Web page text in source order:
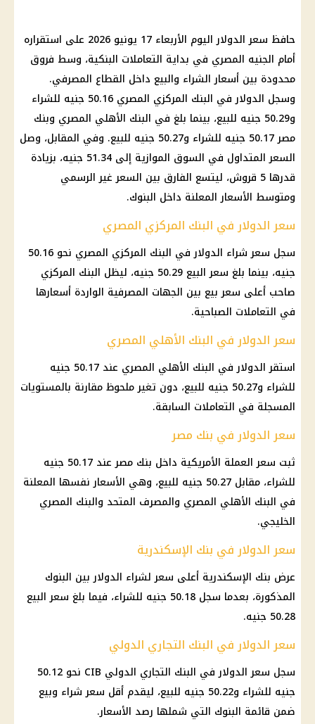
حافظ سعر الدولار اليوم الأربعاء 17 يونيو 2026 على استقراره
أمام الجنيه المصري في بداية التعاملات البنكية، وسط فروق
محدودة بين أسعار الشراء والبيع داخل القطاع المصرفي.
وسجل الدولار في البنك المركزي المصري 50.16 جنيه للشراء
و50.29 جنيه للبيع، بينما بلغ في البنك الأهلي المصري وبنك
مصر 50.17 جنيه للشراء و50.27 جنيه للبيع. وفي المقابل، وصل
السعر المتداول في السوق الموازية إلى 51.34 جنيه، بزيادة
قدرها 5 قروش، ليتسع الفارق بين السعر غير الرسمي
ومتوسط الأسعار المعلنة داخل البنوك.
سعر الدولار في البنك المركزي المصري
سجل سعر شراء الدولار في البنك المركزي المصري نحو 50.16
جنيه، بينما بلغ سعر البيع 50.29 جنيه، ليظل البنك المركزي
صاحب أعلى سعر بيع بين الجهات المصرفية الواردة أسعارها
في التعاملات الصباحية.
سعر الدولار في البنك الأهلي المصري
استقر الدولار في البنك الأهلي المصري عند 50.17 جنيه
للشراء و50.27 جنيه للبيع، دون تغير ملحوظ مقارنة بالمستويات
المسجلة في التعاملات السابقة.
سعر الدولار في بنك مصر
ثبت سعر العملة الأمريكية داخل بنك مصر عند 50.17 جنيه
للشراء، مقابل 50.27 جنيه للبيع، وهي الأسعار نفسها المعلنة
في البنك الأهلي المصري والمصرف المتحد والبنك المصري
الخليجي.
سعر الدولار في بنك الإسكندرية
عرض بنك الإسكندرية أعلى سعر لشراء الدولار بين البنوك
المذكورة، بعدما سجل 50.18 جنيه للشراء، فيما بلغ سعر البيع
50.28 جنيه.
سعر الدولار في البنك التجاري الدولي
سجل سعر الدولار في البنك التجاري الدولي CIB نحو 50.12
جنيه للشراء و50.22 جنيه للبيع، ليقدم أقل سعر شراء وبيع
ضمن قائمة البنوك التي شملها رصد الأسعار.